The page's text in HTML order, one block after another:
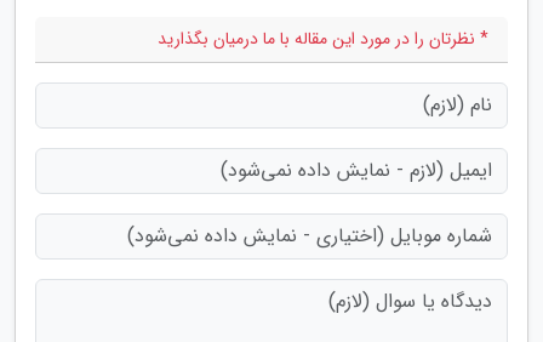
* نظرتان را در مورد این مقاله با ما درمیان بگذارید